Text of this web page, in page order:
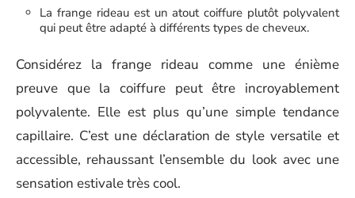
La frange rideau est un atout coiffure plutôt polyvalent
qui peut être adapté à différents types de cheveux.
Considérez la frange rideau comme une énième
preuve que la coiffure peut être incroyablement
polyvalente. Elle est plus qu’une simple tendance
capillaire. C’est une déclaration de style versatile et
accessible, rehaussant l’ensemble du look avec une
sensation estivale très cool.